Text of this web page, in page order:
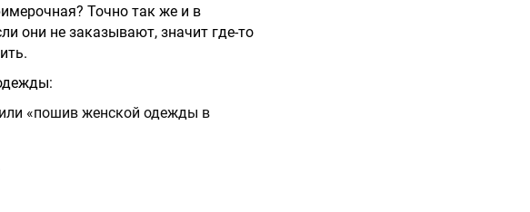
Точно так же и в
они не заказывают, значит где-то
или «пошив женской одежды в